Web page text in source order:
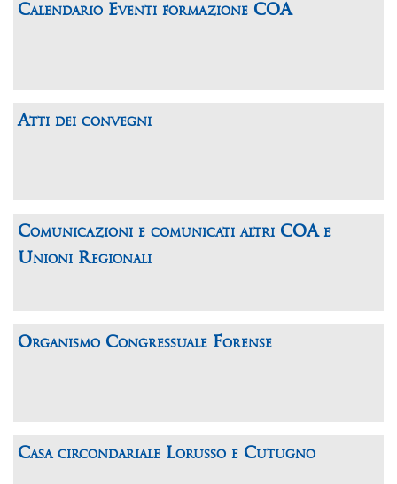
Calendario Eventi formazione COA
Atti dei convegni
Comunicazioni e comunicati altri COA e
Unioni Regionali
Organismo Congressuale Forense
Casa circondariale Lorusso e Cutugno